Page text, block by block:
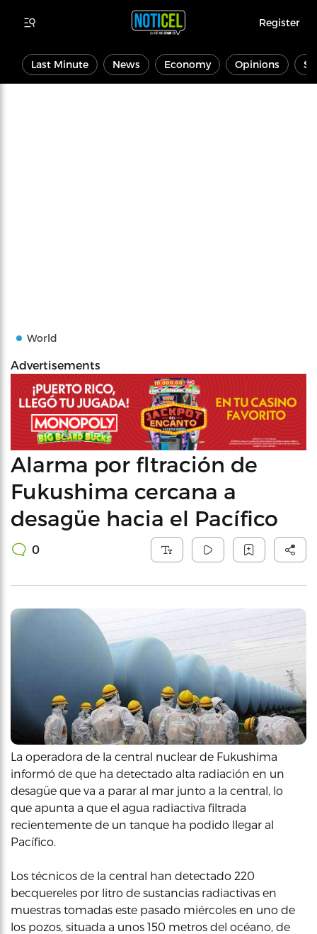
Register
Last Minute News Economy Opinions
World
Advertisements
Alarma por fltración de
Fukushima cercana a
desagüe hacia el Pacífico
0
La operadora de la central nuclear de Fukushima
informó de que ha detectado alta radiación en un
desagüe que va a parar al mar junto a la central, lo
que apunta a que el agua radiactiva filtrada
recientemente de un tanque ha podido llegar al
Pacífico.
Los técnicos de la central han detectado 220
becquereles por litro de sustancias radiactivas en
muestras tomadas este pasado miércoles en uno de
los pozos, situada a unos 150 metros del océano, de